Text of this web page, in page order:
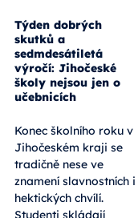
Týden dobrých
skutků a
sedmdesátiletá
výročí: Jihočeské
školy nejsou jen o
učebnicích
Konec školního roku v
Jihočeském kraji se
tradičně nese ve
znamení slavnostních i
hektických chvílí.
Studenti skládají